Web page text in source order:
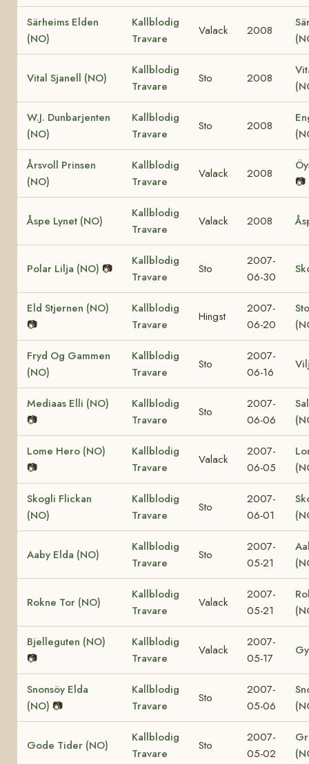
Särheims Elden
(NO)
Kallblodig
Travare
Valack 2008
Vital Sjanell (NO)
Kallblodig
Travare
Sto 2008
W.J. Dunbarjenten
(NO)
Kallblodig
Travare
Sto 2008
Årsvoll Prinsen
(NO)
Kallblodig
Travare
Valack 2008
📷
Åspe Lynet (NO)
Kallblodig
Travare
Valack 2008
Polar Lilja (NO) 📷
Kallblodig
Travare
Sto
2007-
06-30
Eld Stjernen (NO)
📷
Kallblodig
Travare
Hingst
2007-
06-20
Fryd Og Gammen
(NO)
Kallblodig
Travare
Sto
2007-
06-16
Mediaas Elli (NO)
📷
Kallblodig
Travare
Sto
2007-
06-06
Lome Hero (NO)
📷
Kallblodig
Travare
Valack
2007-
06-05
Skogli Flickan
(NO)
Kallblodig
Travare
Sto
2007-
06-01
Aaby Elda (NO)
Kallblodig
Travare
Sto
2007-
05-21
Rokne Tor (NO)
Kallblodig
Travare
Valack
2007-
05-21
Bjelleguten (NO)
📷
Kallblodig
Travare
Valack
2007-
05-17
Snonsöy Elda
(NO) 📷
Kallblodig
Travare
Sto
2007-
05-06
Gode Tider (NO)
Kallblodig
Travare
Sto
2007-
05-02